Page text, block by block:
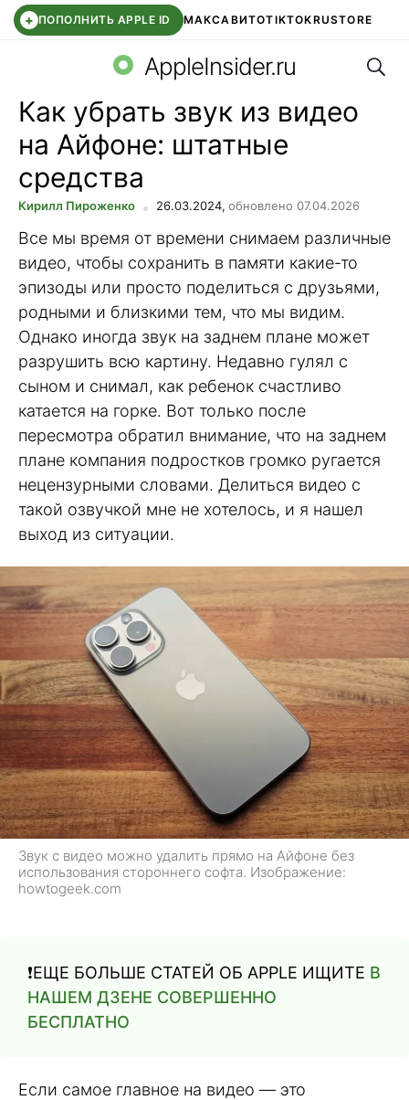
+ ПОПОЛНИТЬ APPLE ID МАКСАВИТОTIKTOKRUSTORE
WB КЛУБIOS 26.6 DDE STORE
AppleInsider.ru
Как убрать звук из видео
на Айфоне: штатные
средства
Кирилл Пироженко 26.03.2024, обновлено 07.04.2026
Все мы время от времени снимаем различные
видео, чтобы сохранить в памяти какие-то
эпизоды или просто поделиться с друзьями,
родными и близкими тем, что мы видим.
Однако иногда звук на заднем плане может
разрушить всю картину. Недавно гулял с
сыном и снимал, как ребенок счастливо
катается на горке. Вот только после
пересмотра обратил внимание, что на заднем
плане компания подростков громко ругается
нецензурными словами. Делиться видео с
такой озвучкой мне не хотелось, и я нашел
выход из ситуации.
Звук с видео можно удалить прямо на Айфоне без
использования стороннего софта. Изображение:
howtogeek.com
❗️ЕЩЕ БОЛЬШЕ СТАТЕЙ ОБ APPLE ИЩИТЕ В
НАШЕМ ДЗЕНЕ СОВЕРШЕННО
БЕСПЛАТНО
Если самое главное на видео — это